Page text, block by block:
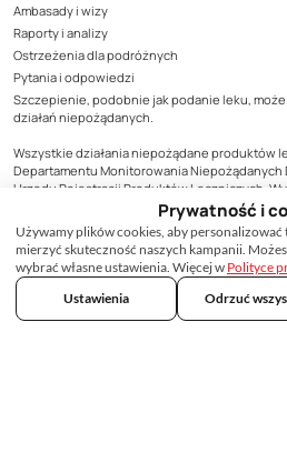
Ambasady i wizy
Raporty i analizy
Ostrzeżenia dla podróżnych
Pytania i odpowiedzi
Szczepienie, podobnie jak podanie leku,
działań niepożądanych.
Wszystkie działania niepożądane produktów
Departamentu Monitorowania Niepożądanych
Urzędu Rejestracji Produktów Leczniczych,
Biobójczych, Al. Jerozolimskie 181C, 02-222
492-13-09, zgodnie z zasadami monitorowani
leczniczych lub do podmiotu
dotyczy. Formularz zgłoszenia
dostępny jest na stronie Urzędu
Treści zamieszczone w materiale mają
Prywatność i
Używamy plików cookies, aby
mierzyć skuteczność naszych kampanii.
wybrać własne ustawienia. Więcej w Polityce
Ustawienia
Odrzuć